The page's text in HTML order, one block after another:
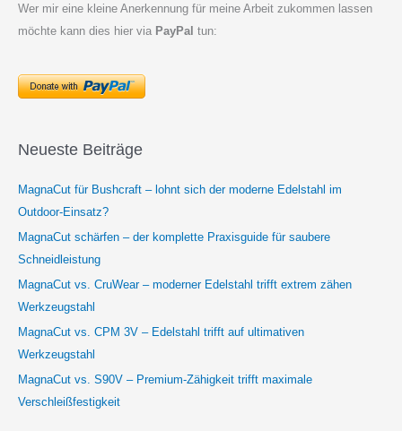
Wer mir eine kleine Anerkennung für meine Arbeit zukommen lassen
möchte kann dies hier via PayPal tun:
Neueste Beiträge
MagnaCut für Bushcraft – lohnt sich der moderne Edelstahl im
Outdoor-Einsatz?
MagnaCut schärfen – der komplette Praxisguide für saubere
Schneidleistung
MagnaCut vs. CruWear – moderner Edelstahl trifft extrem zähen
Werkzeugstahl
MagnaCut vs. CPM 3V – Edelstahl trifft auf ultimativen
Werkzeugstahl
MagnaCut vs. S90V – Premium-Zähigkeit trifft maximale
Verschleißfestigkeit